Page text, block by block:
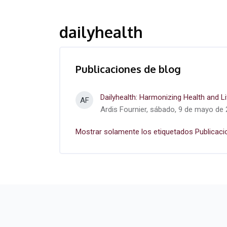
dailyhealth
Publicaciones de blog
AF
Dailyhealth: Harmonizing Health and
Ardis Fournier, sábado, 9 de mayo de
Mostrar solamente los etiquetados